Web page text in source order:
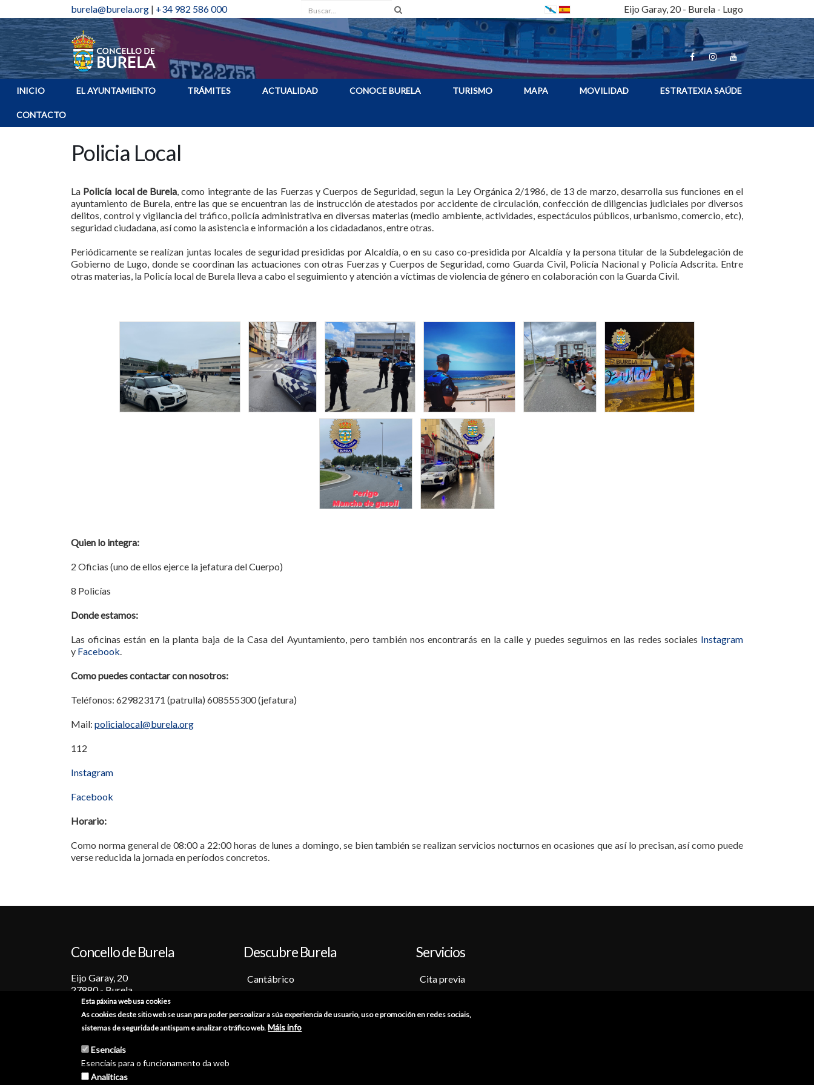
burela@burela.org | +34 982 586 000 Buscar Eijo Garay, 20 - Burela - Lugo
INICIO EL AYUNTAMIENTO TRÁMITES ACTUALIDAD CONOCE BURELA TURISMO MAPA MOVILIDAD ESTRATEXIA SAÚDE
CONTACTO
Policia Local
La Policía local de Burela, como integrante de las Fuerzas y Cuerpos de Seguridad, segun la Ley Orgánica 2/1986, de 13 de marzo, desarrolla sus funciones en el
ayuntamiento de Burela, entre las que se encuentran las de instrucción de atestados por accidente de circulación, confección de diligencias judiciales por diversos
delitos, control y vigilancia del tráfico, policía administrativa en diversas materias (medio ambiente, actividades, espectáculos públicos, urbanismo, comercio, etc),
seguridad ciudadana, así como la asistencia e información a los cidadadanos, entre otras.
Periódicamente se realízan juntas locales de seguridad presididas por Alcaldía, o en su caso co-presidida por Alcaldía y la persona titular de la Subdelegación de
Gobierno de Lugo, donde se coordinan las actuaciones con otras Fuerzas y Cuerpos de Seguridad, como Guarda Civil, Policía Nacional y Policía Adscrita. Entre
otras materias, la Policía local de Burela lleva a cabo el seguimiento y atención a víctimas de violencia de género en colaboración con la Guarda Civil.
Quien lo integra:
2 Oficias (uno de ellos ejerce la jefatura del Cuerpo)
8 Policías
Donde estamos:
Las oficinas están en la planta baja de la Casa del Ayuntamiento, pero también nos encontrarás en la calle y puedes seguirnos en las redes sociales Instagram
y Facebook.
Como puedes contactar con nosotros:
Teléfonos: 629823171 (patrulla) 608555300 (jefatura)
Mail: policialocal@burela.org
112
Instagram
Facebook
Horario:
Como norma general de 08:00 a 22:00 horas de lunes a domingo, se bien también se realizan servicios nocturnos en ocasiones que así lo precisan, así como puede
verse reducida la jornada en períodos concretos.
Concello de Burela
Eijo Garay, 20
27880 - Burela
Lugo (España)
+34 982 586 000
burela@burela.org
Descubre Burela
Cantábrico
Tradición
Fiestas
Servicios
Cita previa
Catálogo de trámites
Esta páxina web usa cookies
As cookies deste sitio web se usan para poder persoalizar a súa experiencia de usuario, uso e promoción en redes sociais,
sistemas de seguridade antispam e analizar o tráfico web. Máis info
Esenciais
Esenciais para o funcionamento da web
Analiticas